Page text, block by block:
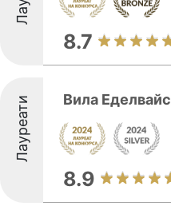
8.7
Лауреати Вила Еделвайс
8.9